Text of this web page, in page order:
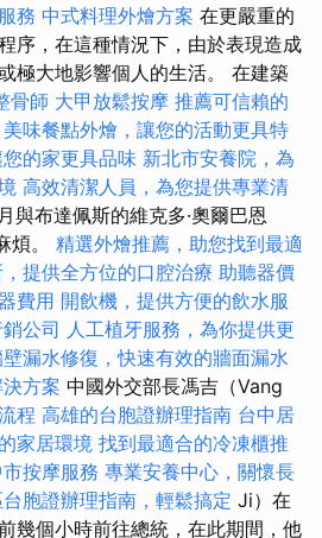
務 中式料理外燴方案 在更嚴重的
序，在這種情況下，由於表現造成
極大地影響個人的生活。 在建築
骨師 大甲放鬆按摩 推薦可信賴的
美味餐點外燴，讓您的活動更具特
的家更具品味 新北市安養院，為
高效清潔人員，為您提供專業清
與布達佩斯的維克多·奧爾巴恩
煩。 精選外燴推薦，助您找到最適
提供全方位的口腔治療 助聽器價
費用 開飲機，提供方便的飲水服
公司 人工植牙服務，為你提供更
漏水修復，快速有效的牆面漏水
方案 中國外交部長馮吉（Vang
程 高雄的台胞證辦理指南 台中居
家居環境 找到最適合的冷凍櫃推
按摩服務 專業安養中心，關懷長
胞證辦理指南，輕鬆搞定 Ji）在
幾個小時前往總統，在此期間，他